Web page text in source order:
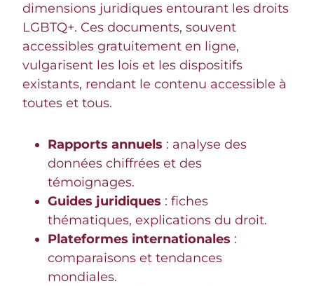
dimensions juridiques entourant les droits
LGBTQ+. Ces documents, souvent
accessibles gratuitement en ligne,
vulgarisent les lois et les dispositifs
existants, rendant le contenu accessible à
toutes et tous.
Rapports annuels : analyse des
données chiffrées et des
témoignages.
Guides juridiques : fiches
thématiques, explications du droit.
Plateformes internationales :
comparaisons et tendances
mondiales.